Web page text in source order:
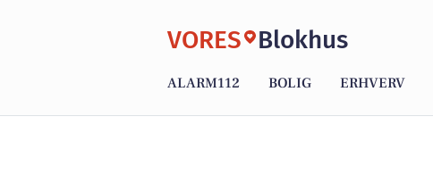
VORES Blokhus
ALARM112 BOLIG ERHVERV